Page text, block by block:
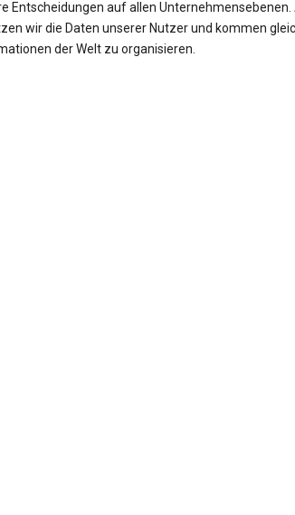
Entscheidungen auf allen Unternehmensebenen.
wir die Daten unserer Nutzer und kommen
der Welt zu organisieren.